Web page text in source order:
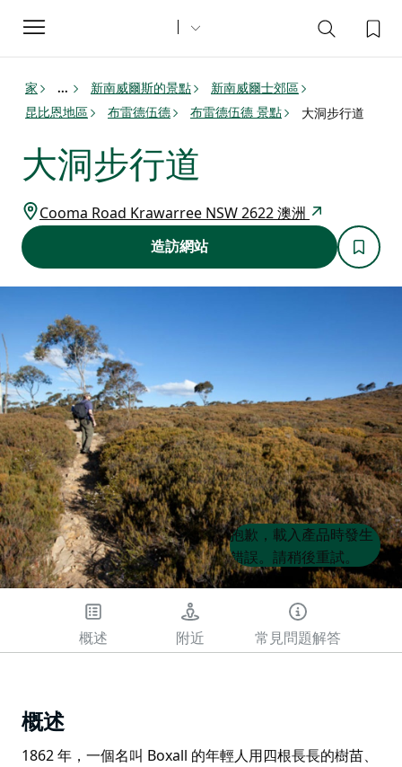
Toggle
navigation
家 ... 新南威爾斯的景點
新南威爾士郊區
昆比恩地區
布雷德伍德 布雷德伍德 景點 大洞步行道
大洞步行道
Cooma Road Krawarree NSW 2622 澳洲
造訪網站
Product
List
Product
List
抱歉，載入產品時發生
錯誤。請稍後重試。
概述 附近 常見問題解答
概述
1862 年，一個名叫 Boxall 的年輕人用四根長長的樹苗、